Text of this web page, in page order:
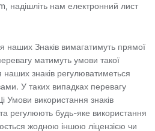
надішліть нам електронний лист
наших Знаків вимагатимуть прямої
матимуть умови такої
наших знаків регулюватиметься
У таких випадках перевагу
Умови використання знаків
регулюють будь-яке використання
жодною іншою ліцензією чи